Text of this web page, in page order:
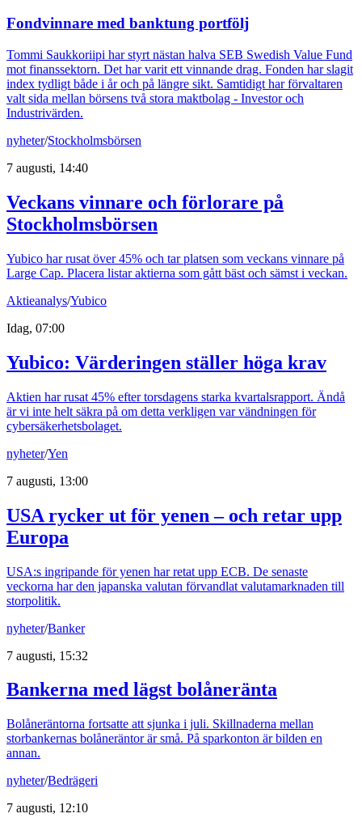
Fondvinnare med banktung portfölj
Tommi Saukkoriipi har styrt nästan halva SEB Swedish Value Fund
mot finanssektorn. Det har varit ett vinnande drag. Fonden har slagit
index tydligt både i år och på längre sikt. Samtidigt har förvaltaren
valt sida mellan börsens två stora maktbolag - Investor och
Industrivärden.
nyheter/Stockholmsbörsen
7 augusti, 14:40
Veckans vinnare och förlorare på
Stockholmsbörsen
Yubico har rusat över 45% och tar platsen som veckans vinnare på
Large Cap. Placera listar aktierna som gått bäst och sämst i veckan.
Aktieanalys/Yubico
Idag, 07:00
Yubico: Värderingen ställer höga krav
Aktien har rusat 45% efter torsdagens starka kvartalsrapport. Ändå
är vi inte helt säkra på om detta verkligen var vändningen för
cybersäkerhetsbolaget.
nyheter/Yen
7 augusti, 13:00
USA rycker ut för yenen – och retar upp
Europa
USA:s ingripande för yenen har retat upp ECB. De senaste
veckorna har den japanska valutan förvandlat valutamarknaden till
storpolitik.
nyheter/Banker
7 augusti, 15:32
Bankerna med lägst bolåneränta
Bolåneräntorna fortsatte att sjunka i juli. Skillnaderna mellan
storbankernas bolåneräntor är små. På sparkonton är bilden en
annan.
nyheter/Bedrägeri
7 augusti, 12:10